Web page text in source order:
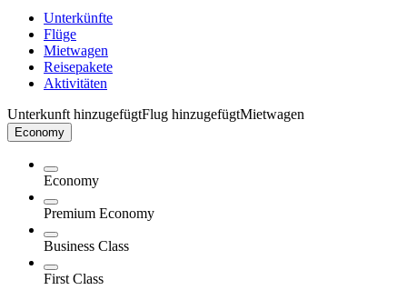
Unterkünfte
Flüge
Mietwagen
Reisepakete
Aktivitäten
Unterkunft hinzugefügtFlug hinzugefügtMietwagen
Economy
Economy
Premium Economy
Business Class
First Class